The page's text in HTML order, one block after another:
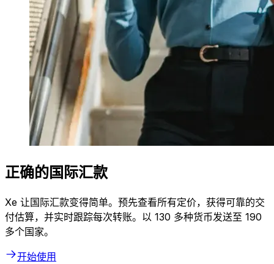
正确的国际汇款
Xe 让国际汇款变得简单。预先查看所有定价，获得可靠的交
付估算，并实时跟踪每次转账。以 130 多种货币发送至 190
多个国家。
开始使用